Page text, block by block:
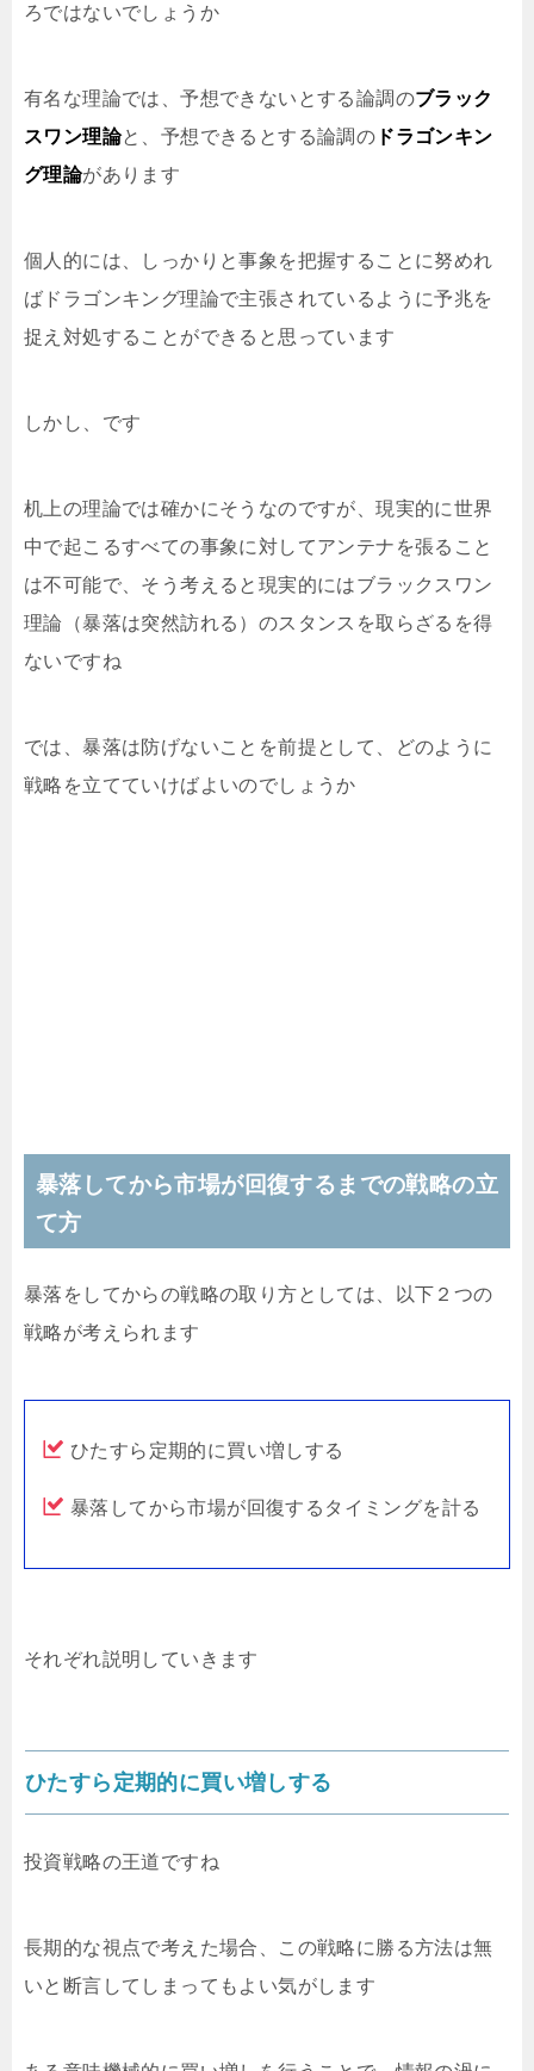
ろではないでしょうか
有名な理論では、予想できないとする論調のブラック
スワン理論と、予想できるとする論調の ドラゴンキン
グ理論があります
個人的には、しっかりと事象を把握することに努めれ
ばドラゴンキング理論で主張されているように予兆を
捉え対処することができると思っています
しかし、です
机上の理論では確かにそうなのですが、現実的に世界
中で起こるすべての事象に対してアンテナを張ること
は不可能で、そう考えると現実的にはブラックスワン
理論（暴落は突然訪れる）のスタンスを取らざるを得
ないですね
では、暴落は防げないことを前提として、どのように
戦略を立てていけばよいのでしょうか
暴落してから市場が回復するまでの戦略の立
て方
暴落をしてからの戦略の取り方としては、以下２つの
戦略が考えられます
ひたすら定期的に買い増しする
暴落してから市場が回復するタイミングを計る
それぞれ説明していきます
ひたすら定期的に買い増しする
投資戦略の王道ですね
長期的な視点で考えた場合、この戦略に勝る方法は無
いと断言してしまってもよい気がします